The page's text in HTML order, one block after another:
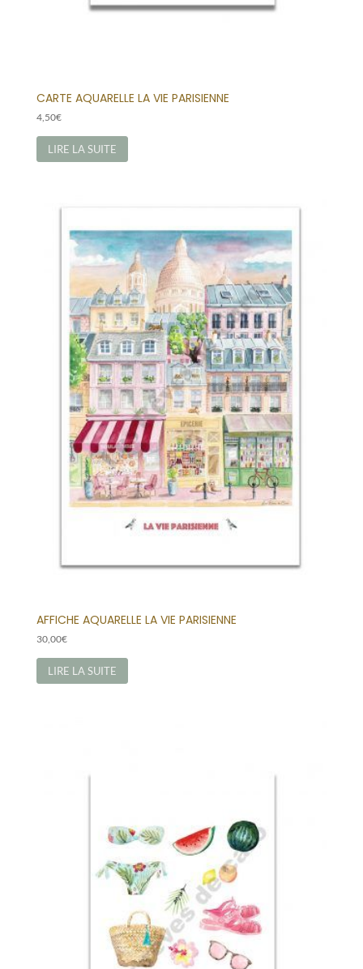
CARTE AQUARELLE LA VIE PARISIENNE
4,50€
LIRE LA SUITE
AFFICHE AQUARELLE LA VIE PARISIENNE
30,00€
LIRE LA SUITE